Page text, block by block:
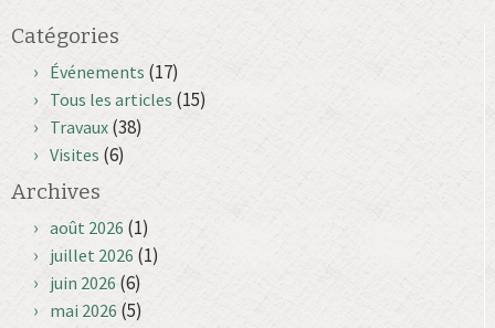
Catégories
Événements (17)
Tous les articles (15)
Travaux (38)
Visites (6)
Archives
août 2026 (1)
juillet 2026 (1)
juin 2026 (6)
mai 2026 (5)